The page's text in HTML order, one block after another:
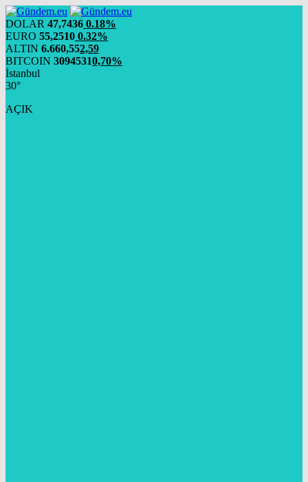
DOLAR 47,7436 0.18%
EURO 55,2510 0.32%
ALTIN 6.660,552,59
BITCOIN 30945310,70%
İstanbul
30°
AÇIK